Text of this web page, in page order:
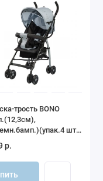
трость BONO
шт.)
(серый)
р.